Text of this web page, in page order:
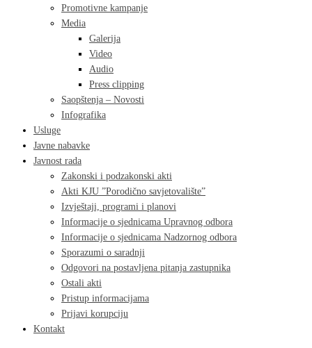
Promotivne kampanje
Media
Galerija
Video
Audio
Press clipping
Saopštenja – Novosti
Infografika
Usluge
Javne nabavke
Javnost rada
Zakonski i podzakonski akti
Akti KJU ”Porodično savjetovalište”
Izvještaji, programi i planovi
Informacije o sjednicama Upravnog odbora
Informacije o sjednicama Nadzornog odbora
Sporazumi o saradnji
Odgovori na postavljena pitanja zastupnika
Ostali akti
Pristup informacijama
Prijavi korupciju
Kontakt